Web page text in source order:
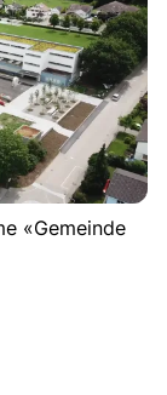
«Gemeinde